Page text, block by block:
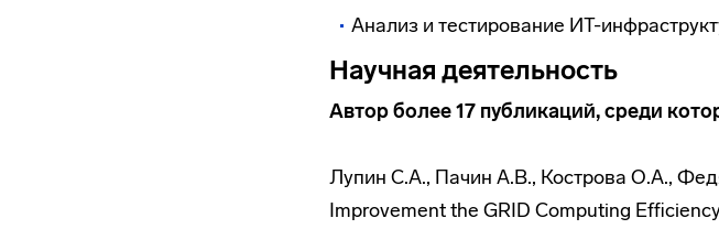
Анализ и тестирование ИТ-
Научная деятельность
Автор более 17 публикаций, среди
Лупин С.А., Пачин А.В., Кострова О.А.,
Improvement the GRID Computing